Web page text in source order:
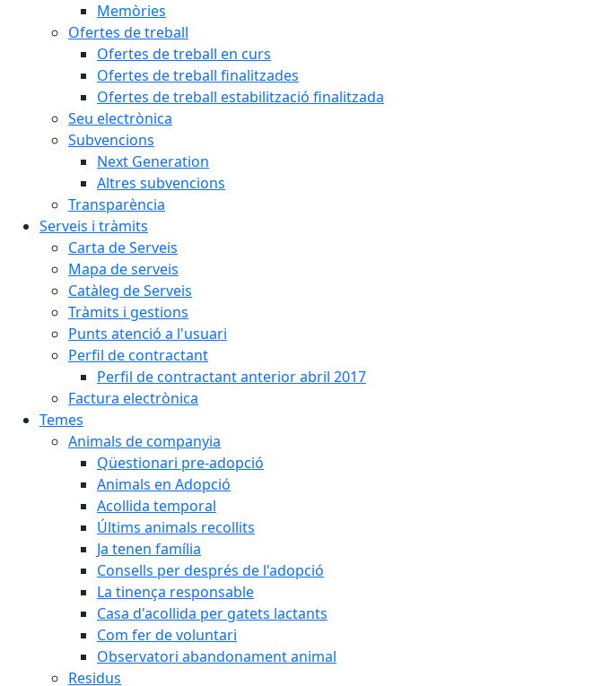
Memòries
Ofertes de treball
Ofertes de treball en curs
Ofertes de treball finalitzades
Ofertes de treball estabilització finalitzada
Seu electrònica
Subvencions
Next Generation
Altres subvencions
Transparència
Serveis i tràmits
Carta de Serveis
Mapa de serveis
Catàleg de Serveis
Tràmits i gestions
Punts atenció a l'usuari
Perfil de contractant
Perfil de contractant anterior abril 2017
Factura electrònica
Temes
Animals de companyia
Qüestionari pre-adopció
Animals en Adopció
Acollida temporal
Últims animals recollits
Ja tenen família
Consells per després de l'adopció
La tinença responsable
Casa d'acollida per gatets lactants
Com fer de voluntari
Observatori abandonament animal
Residus